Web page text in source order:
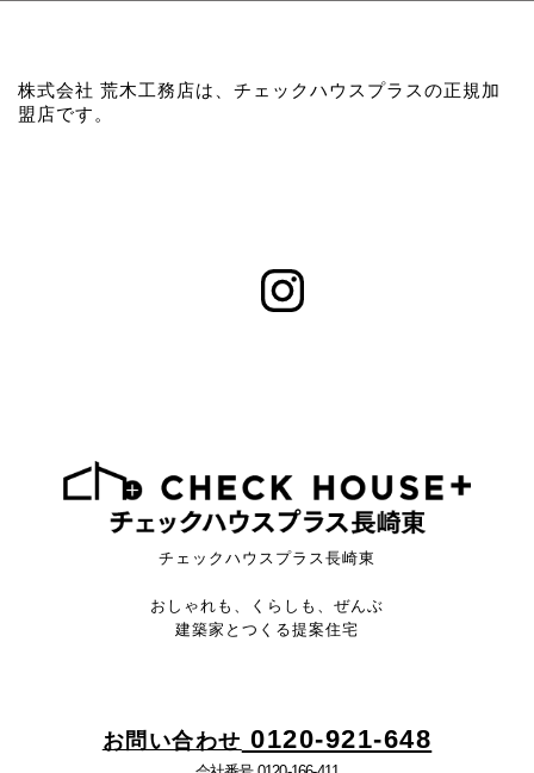
株式会社 荒木工務店は、チェックハウスプラスの正規加
盟店です。
チェックハウスプラス長崎東
おしゃれも、くらしも、ぜんぶ
建築家とつくる提案住宅
お問い合わせ 0120-921-648